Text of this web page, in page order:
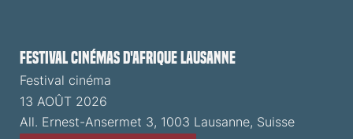
Festival cinémas d'Afrique Lausanne
Festival cinéma
13 AOÛT 2026
All. Ernest-Ansermet 3, 1003 Lausanne, Suisse